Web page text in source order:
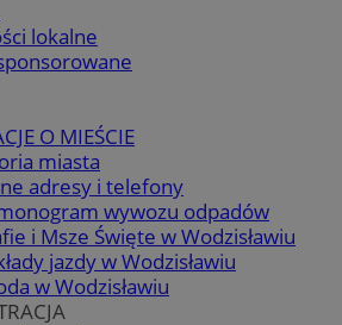
lokalne
O MIEŚCIE
miasta
adresy i telefony
wywozu odpadów
i Msze Święte w Wodzisławiu
jazdy w Wodzisławiu
w Wodzisławiu